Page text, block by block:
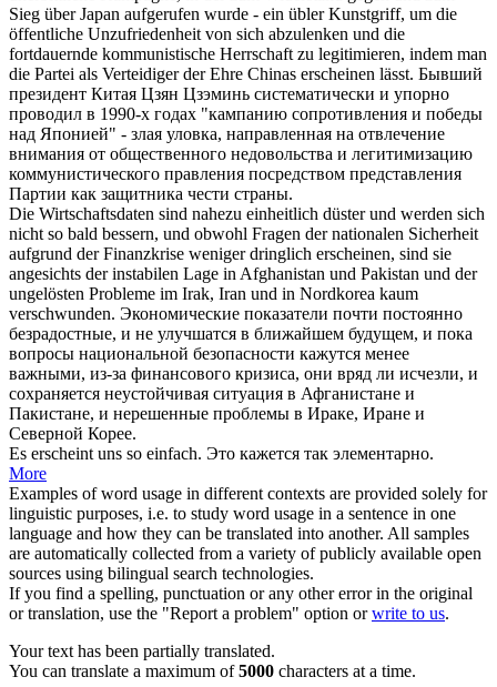
Sieg über Japan aufgerufen wurde - ein übler Kunstgriff, um die
öffentliche Unzufriedenheit von sich abzulenken und die
fortdauernde kommunistische Herrschaft zu legitimieren, indem man
die Partei als Verteidiger der Ehre Chinas erscheinen lässt. Бывший
президент Китая Цзян Цзэминь систематически и упорно
проводил в 1990-х годах "кампанию сопротивления и победы
над Японией" - злая уловка, направленная на отвлечение
внимания от общественного недовольства и легитимизацию
коммунистического правления посредством представления
Партии как защитника чести страны.
Die Wirtschaftsdaten sind nahezu einheitlich düster und werden sich
nicht so bald bessern, und obwohl Fragen der nationalen Sicherheit
aufgrund der Finanzkrise weniger dringlich erscheinen, sind sie
angesichts der instabilen Lage in Afghanistan und Pakistan und der
ungelösten Probleme im Irak, Iran und in Nordkorea kaum
verschwunden. Экономические показатели почти постоянно
безрадостные, и не улучшатся в ближайшем будущем, и пока
вопросы национальной безопасности кажутся менее
важными, из-за финансового кризиса, они вряд ли исчезли, и
сохраняется неустойчивая ситуация в Афганистане и
Пакистане, и нерешенные проблемы в Ираке, Иране и
Северной Корее.
Es erscheint uns so einfach. Это кажется так элементарно.
More
Examples of word usage in different contexts are provided solely for
linguistic purposes, i.e. to study word usage in a sentence in one
language and how they can be translated into another. All samples
are automatically collected from a variety of publicly available open
sources using bilingual search technologies.
If you find a spelling, punctuation or any other error in the original
or translation, use the "Report a problem" option orwrite to us.
Your text has been partially translated.
You can translate a maximum of5000 characters at a time.